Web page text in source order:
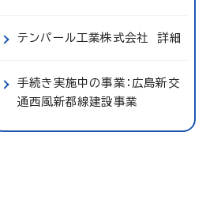
テンパール工業株式会社 詳細
手続き実施中の事業：広島新交
通西風新都線建設事業